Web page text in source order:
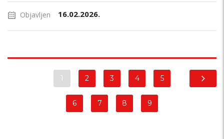
Objavljen 16.02.2026.
1 2 3 4 5
6 7 8 9